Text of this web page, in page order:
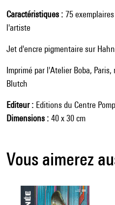
Caractéristiques
75
l'artiste
Jet d'encre pigmentaire sur
Imprimé par l'Atelier Boba,
Blutch
Editeur
Editions du Centre
Dimensions
40 x 30 cm
Vous aimerez